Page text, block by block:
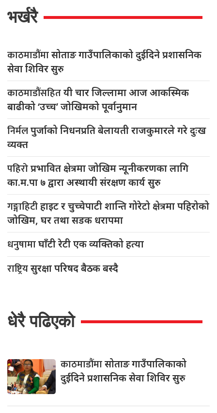
भर्खरै
काठमाडौंमासोताङ गाउँपालिकाको दुईदिने प्रशासनिक
सेवा शिविर सुरु
काठमाडौंसहितयी चार जिल्लामा आज आकस्मिक
बाढीको ‘उच्च’ जोखिमको पूर्वानुमान
निर्मलपुर्जाको निधनप्रति बेलायती राजकुमारले गरे दुःख
व्यक्त
पहिरोप्रभावित क्षेत्रमा जोखिम न्यूनीकरणका लागि
का.म.पा ७ द्वारा अस्थायी संरक्षण कार्य सुरु
गङ्गाहिटीहाइट र चुच्चेपाटी शान्ति गोरेटो क्षेत्रमा पहिरोको
जोखिम, घर तथा सडक धरापमा
धनुषामाघाँटी रेटी एक व्यक्तिको हत्या
राष्ट्रियसुरक्षा परिषद बैठक बस्दै
धेरै पढिएको
काठमाडौंमासोताङ गाउँपालिकाको
दुईदिने प्रशासनिक सेवा शिविर सुरु